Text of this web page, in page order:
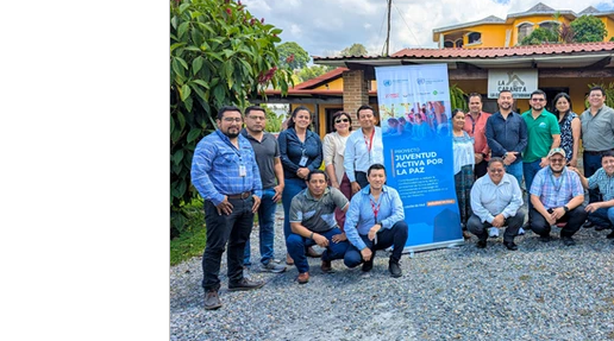
SEGURIDAD ALIMENTARIA CONFLICTIVIDAD CAMBIO
EMPODERAMIENTO DE MUJERES